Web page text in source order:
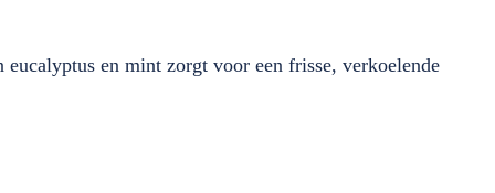
en mint zorgt voor een frisse, verkoelende